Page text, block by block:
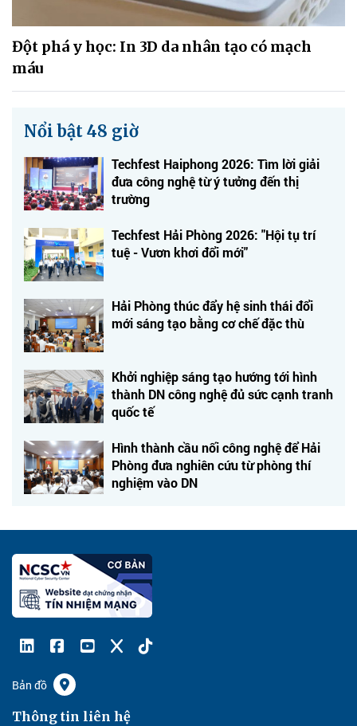
Đột phá y học: In 3D da nhân tạo có mạch
máu
Nổi bật 48 giờ
Techfest Haiphong 2026: Tìm lời giải
đưa công nghệ từ ý tưởng đến thị
trường
Techfest Hải Phòng 2026: "Hội tụ trí
tuệ - Vươn khơi đổi mới"
Hải Phòng thúc đẩy hệ sinh thái đổi
mới sáng tạo bằng cơ chế đặc thù
Khởi nghiệp sáng tạo hướng tới hình
thành DN công nghệ đủ sức cạnh tranh
quốc tế
Hình thành cầu nối công nghệ để Hải
Phòng đưa nghiên cứu từ phòng thí
nghiệm vào DN
Bản đồ
Thông tin liên hệ